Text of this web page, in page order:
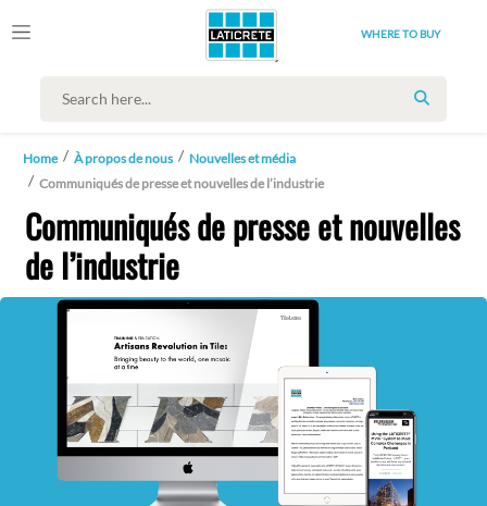
WHERE TO BUY
SEARCH
Home À propos de nous
Nouvelles et média
Communiqués de presse et nouvelles de l’industrie
Communiqués de presse et nouvelles
de l’industrie